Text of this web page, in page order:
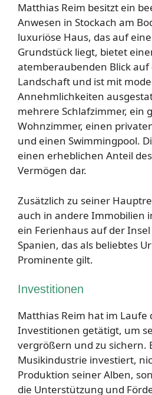
Matthias Reim besitzt ein
Anwesen in Stockach am
luxuriöse Haus, das auf
Grundstück liegt, bietet
atemberaubenden Blick
Landschaft und ist mit
Annehmlichkeiten
mehrere Schlafzimmer, ein
Wohnzimmer, einen
und einen Swimmingpool.
einen erheblichen Anteil
Vermögen dar.
Zusätzlich zu seiner
auch in andere Immobilien
ein Ferienhaus auf der
Spanien, das als beliebtes
Prominente gilt.
Investitionen
Matthias Reim hat im Laufe
Investitionen getätigt, um
vergrößern und zu sichern.
Musikindustrie investiert,
Produktion seiner Alben,
die Unterstützung und